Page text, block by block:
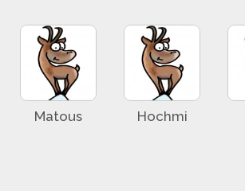
Matous Hochmi